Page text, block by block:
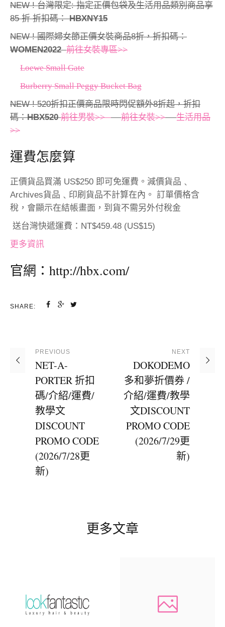
NEW ! 台灣限定: 指定正價包袋及生活用品類別商品享
85 折 折扣碼：HBXNY15
NEW ! 國際婦女節正價女裝商品8折，折扣碼：
WOMEN2022 前往女裝專區>>
Loewe Small Gate
Burberry Small Peggy Bucket Bag
NEW ! 520折扣正價商品限時閃促額外8折起，折扣
碼：HBX520 前往男裝>> 前往女裝>>
生活用品
>>
運費怎麼算
正價貨品買滿 US$250 即可免運費。減價貨品﹑
Archives貨品﹑印刷貨品不計算在內。 訂單價格含
稅，會顯示在結帳畫面，到貨不需另外付稅金
送台灣快遞運費：NT$459.48 (US$15)
更多資訊
官網： http://hbx.com/
SHARE:
PREVIOUS
NET-A-
PORTER 折扣
碼/介紹/運費/
教學文
DISCOUNT
PROMO CODE
(2026/7/28更
新)
NEXT
DOKODEMO
多和夢折價券 /
介紹/運費/教學
文DISCOUNT
PROMO CODE
(2026/7/29更
新)
更多文章